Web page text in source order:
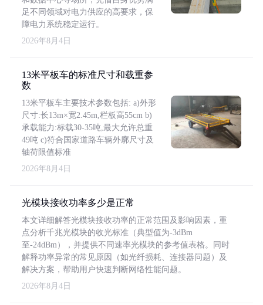
足不同领域对电力供应的高要求，保
障电力系统稳定运行。
2026年8月4日
13米平板车的标准尺寸和载重参
数
13米平板车主要技术参数包括: a)外形
尺寸:长13m×宽2.45m,栏板高55cm b)
承载能力:标载30-35吨,最大允许总重
49吨 c)符合国家道路车辆外廓尺寸及
轴荷限值标准
2026年8月4日
光模块接收功率多少是正常
本文详细解答光模块接收功率的正常范围及影响因素，重
点分析千兆光模块的收光标准（典型值为-3dBm
至-24dBm），并提供不同速率光模块的参考值表格。同时
解释功率异常的常见原因（如光纤损耗、连接器问题）及
解决方案，帮助用户快速判断网络性能问题。
2026年8月4日